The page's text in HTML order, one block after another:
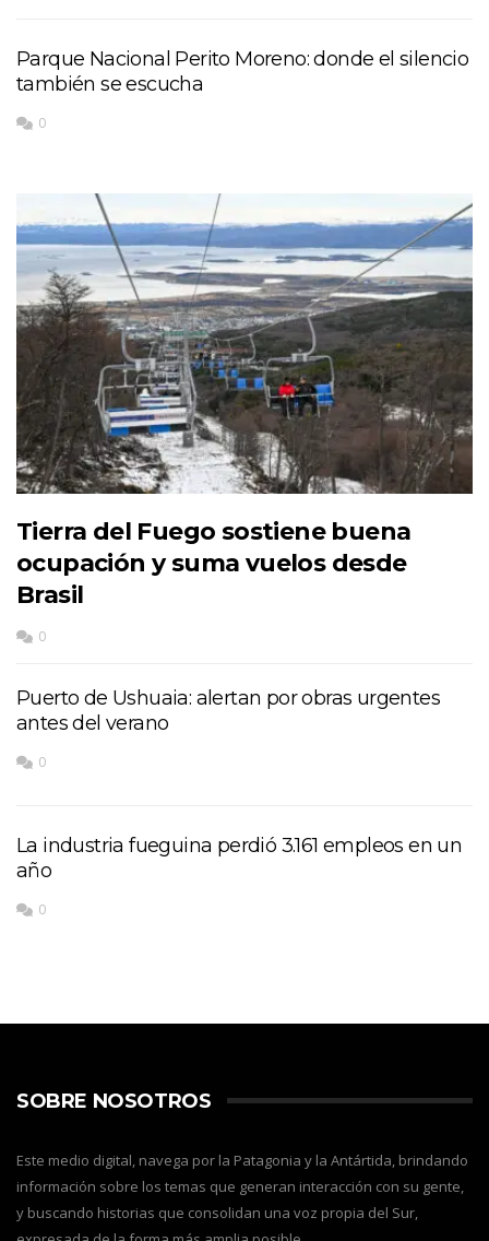
Parque Nacional Perito Moreno: donde el silencio
también se escucha
0
Tierra del Fuego sostiene buena
ocupación y suma vuelos desde
Brasil
0
Puerto de Ushuaia: alertan por obras urgentes
antes del verano
0
La industria fueguina perdió 3.161 empleos en un
año
0
SOBRE NOSOTROS
Este medio digital, navega por la Patagonia y la Antártida, brindando
información sobre los temas que generan interacción con su gente,
y buscando historias que consolidan una voz propia del Sur,